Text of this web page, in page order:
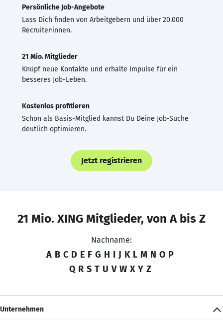
Persönliche Job-Angebote
Lass Dich finden von Arbeitgebern und über 20.000
Recruiter·innen.
21 Mio. Mitglieder
Knüpf neue Kontakte und erhalte Impulse für ein
besseres Job-Leben.
Kostenlos profitieren
Schon als Basis-Mitglied kannst Du Deine Job-Suche
deutlich optimieren.
Jetzt registrieren
21 Mio. XING Mitglieder, von A bis Z
Nachname:
A B C D E F G H I J K L M N O P
Q R S T U V W X Y Z
Unternehmen